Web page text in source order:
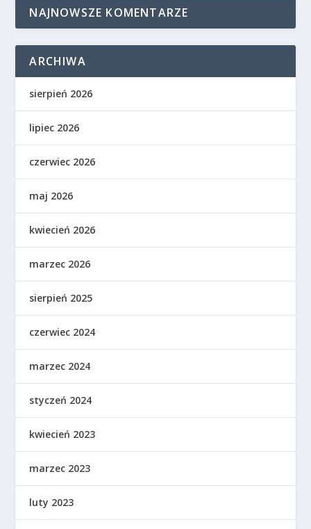
NAJNOWSZE KOMENTARZE
ARCHIWA
sierpień 2026
lipiec 2026
czerwiec 2026
maj 2026
kwiecień 2026
marzec 2026
sierpień 2025
czerwiec 2024
marzec 2024
styczeń 2024
kwiecień 2023
marzec 2023
luty 2023